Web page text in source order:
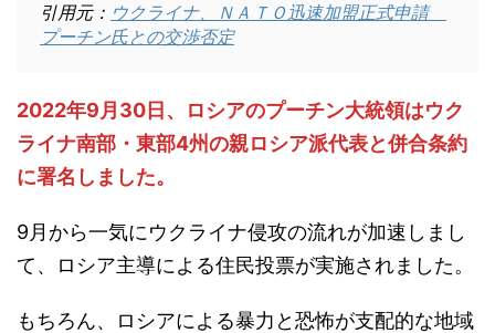
引用元： ウクライナ、ＮＡＴＯ迅速加盟正式申請
プーチン氏との交渉否定
2022年9月30日、ロシアのプーチン大統領はウク
ライナ南部・東部4州の親ロシア派代表と併合条約
に署名しました。
9月から一気にウクライナ侵攻の流れが加速しまし
て、ロシア主導による住民投票が実施されました。
もちろん、ロシアによる暴力と恐怖が支配的な地域